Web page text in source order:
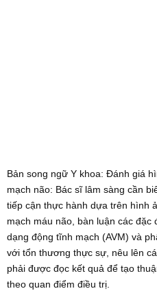
Bản song ngữ Y khoa: Đánh giá
mạch não: Bác sĩ lâm sàng cần
tiếp cận thực hành dựa trên hình
mạch máu não, bàn luận các đặc
dạng động tĩnh mạch (AVM) và
với tổn thương thực sự, nêu lên
phải được đọc kết quả để tạo
theo quan điểm điều trị.